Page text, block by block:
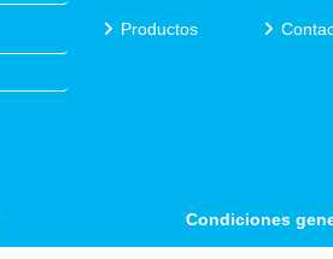
Productos
Condiciones